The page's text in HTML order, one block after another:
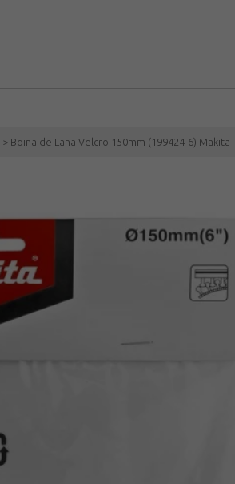
> Boina de Lana Velcro 150mm (199424-6) Makita